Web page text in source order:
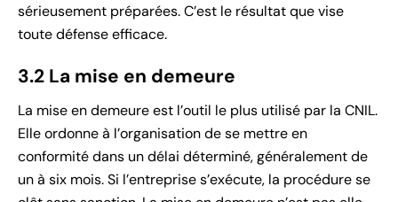
sérieusement préparées. C’est le résultat que vise
toute défense efficace.
3.2 La mise en demeure
La mise en demeure est l’outil le plus utilisé par la CNIL.
Elle ordonne à l’organisation de se mettre en
conformité dans un délai déterminé, généralement de
un à six mois. Si l’entreprise s’exécute, la procédure se